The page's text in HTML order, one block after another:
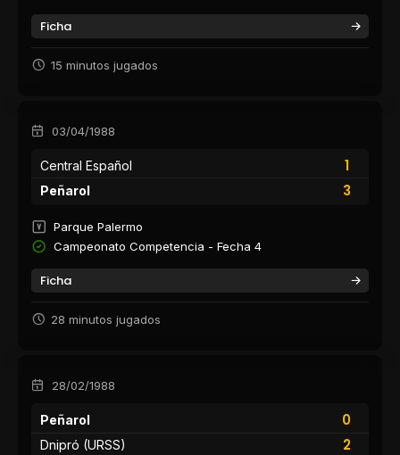
Ficha
15 minutos jugados
03/04/1988
Central Español
1
3
Peñarol
Parque Palermo
Campeonato Competencia - Fecha 4
Ficha
28 minutos jugados
28/02/1988
Peñarol
0
2
Dnipró (URSS)